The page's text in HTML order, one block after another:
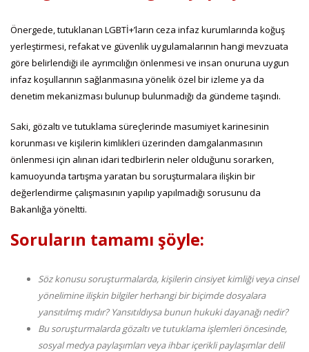
Önergede, tutuklanan LGBTİ+’ların ceza infaz kurumlarında koğuş
yerleştirmesi, refakat ve güvenlik uygulamalarının hangi mevzuata
göre belirlendiği ile ayrımcılığın önlenmesi ve insan onuruna uygun
infaz koşullarının sağlanmasına yönelik özel bir izleme ya da
denetim mekanizması bulunup bulunmadığı da gündeme taşındı.
Saki, gözaltı ve tutuklama süreçlerinde masumiyet karinesinin
korunması ve kişilerin kimlikleri üzerinden damgalanmasının
önlenmesi için alınan idari tedbirlerin neler olduğunu sorarken,
kamuoyunda tartışma yaratan bu soruşturmalara ilişkin bir
değerlendirme çalışmasının yapılıp yapılmadığı sorusunu da
Bakanlığa yöneltti.
Soruların tamamı şöyle:
Söz konusu soruşturmalarda, kişilerin cinsiyet kimliği veya cinsel
yönelimine ilişkin bilgiler herhangi bir biçimde dosyalara
yansıtılmış mıdır? Yansıtıldıysa bunun hukuki dayanağı nedir?
Bu soruşturmalarda gözaltı ve tutuklama işlemleri öncesinde,
sosyal medya paylaşımları veya ihbar içerikli paylaşımlar delil